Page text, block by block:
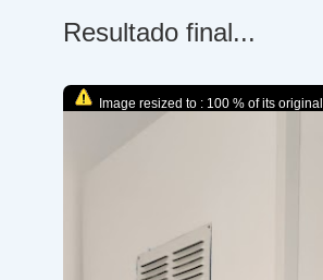
Resultado final...
Image resized to : 100 % of its